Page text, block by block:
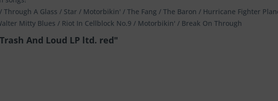
A Glass / Star / Motorbikin' / The Fang / The Baron / Hurricane Fighter
Mitty Blues / Riot In Cellblock No.9 / Motorbikin' / Break On Through
And Loud LP ltd. red"